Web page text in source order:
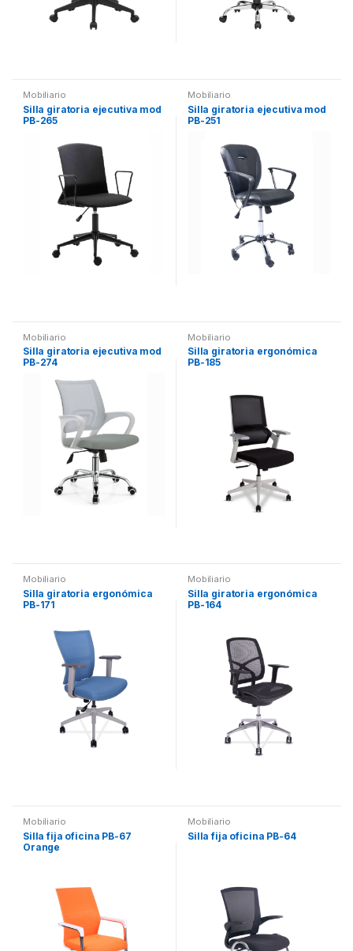
Mobiliario
Silla giratoria ejecutiva mod
PB-265
Mobiliario
Silla giratoria ejecutiva mod
PB-251
Mobiliario
Silla giratoria ejecutiva mod
PB-274
Mobiliario
Silla giratoria ergonómica
PB-185
Mobiliario
Silla giratoria ergonómica
PB-171
Mobiliario
Silla giratoria ergonómica
PB-164
Mobiliario
Silla fija oficina PB-67
Orange
Mobiliario
Silla fija oficina PB-64